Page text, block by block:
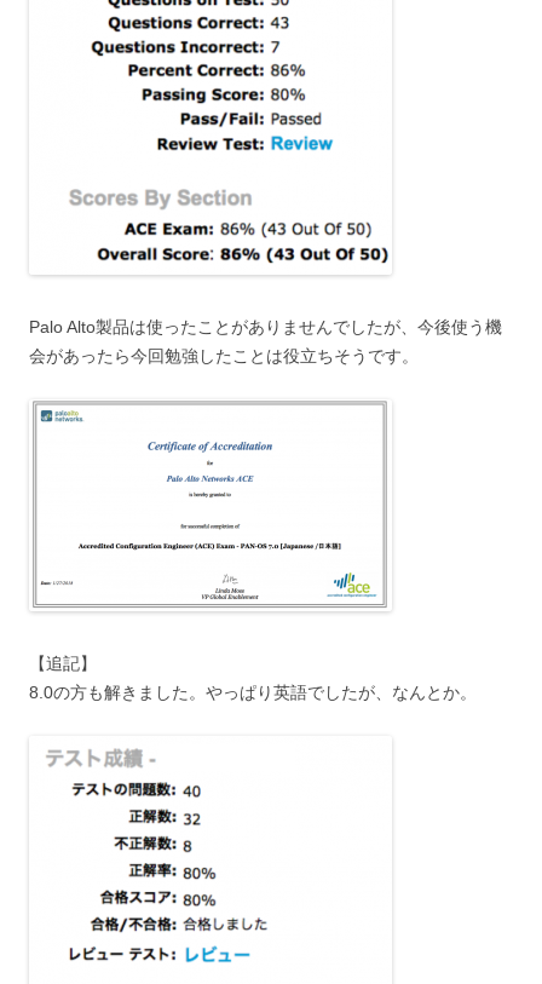
Palo Alto製品は使ったことがありませんでしたが、今後使う機
会があったら今回勉強したことは役立ちそうです。
【追記】
8.0の方も解きました。やっぱり英語でしたが、なんとか。